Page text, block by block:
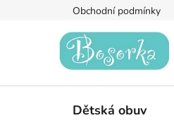
Obchodní podmínky
Dětská obuv